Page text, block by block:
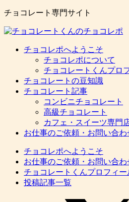
チョコレート専門サイト
チョコレポへようこそ
チョコレポについて
チョコレートくんプロ
チョコレートの豆知識
チョコレート記事
コンビニチョコレート
高級チョコレート
カフェ・スイーツ専門
お仕事のご依頼・お問い合わ
チョコレポへようこそ
お仕事のご依頼・お問い合わ
チョコレートくんプロフィー
投稿記事一覧